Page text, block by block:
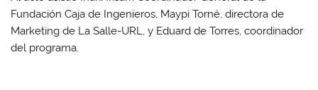
Fundación Caja de Ingenieros, Maypi Torné, directora de
Marketing de La Salle-URL, y Eduard de Torres, coordinador
del programa.